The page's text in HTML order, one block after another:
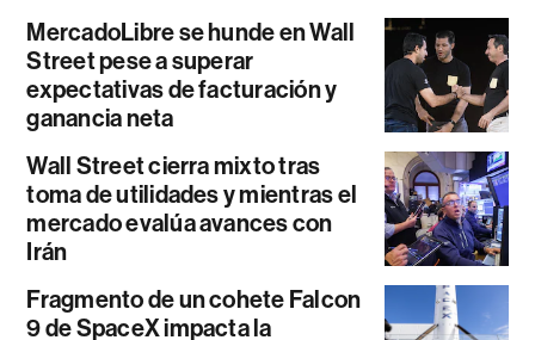
MercadoLibre se hunde en Wall
Street pese a superar
expectativas de facturación y
ganancia neta
Wall Street cierra mixto tras
toma de utilidades y mientras el
mercado evalúa avances con
Irán
Fragmento de un cohete Falcon
9 de SpaceX impacta la